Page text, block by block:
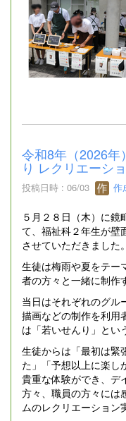
令和8年（2026年
り レクリエーシ
投稿日時 : 06/03 作
５月２８日（木）に鏡
て、福祉科２年生が壁
させていただきました。
生徒は梅雨や夏をテー
者の方々と一緒に制作
当日はそれぞれのグル
描画などの制作を利用
は「若いせんり」とい
生徒からは「最初は緊
た」「予想以上に楽し
貴重な体験ができ、デ
方々、職員の方々には
ムのレクリエーション